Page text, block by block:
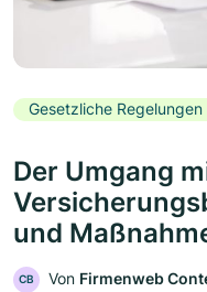
Gesetzliche Regelungen
Der Umgang
und
CB Von Firmenweb